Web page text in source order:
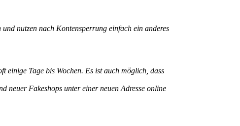
nutzen nach Kontensperrung einfach ein anderes
einige Tage bis Wochen. Es ist auch möglich, dass
neuer Fakeshops unter einer neuen Adresse online